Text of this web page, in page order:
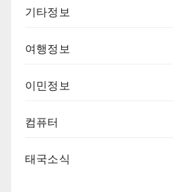
기타정보
여행정보
이민정보
컴퓨터
태국소식